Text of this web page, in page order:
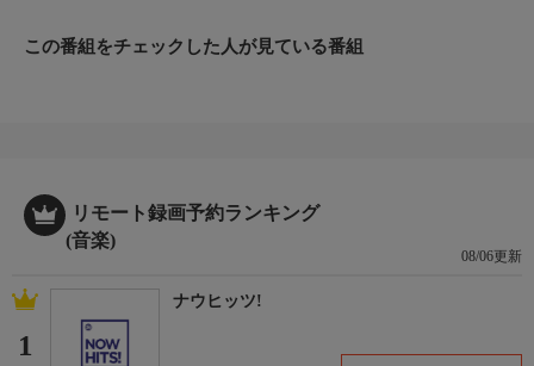
♪そして僕は途方に暮れる／大沢誉志幸
この番組をチェックした人が見ている番組
リモート録画予約ランキング
(音楽)
08/06更新
1
ナウヒッツ!